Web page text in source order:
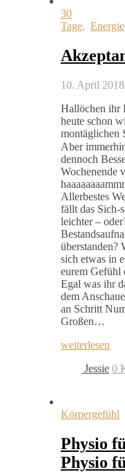
30
Tage, Energie
10. April 2018
Hallöchen ihr
heute schon
montäglichen
Aber
dennoch
Wochenende
Allerbestes
fällt das Sich-
leichter –
überstanden?
sich etwas in
eurem Gefühl
Egal was ihr
dem
an Schritt
Großen…
weiterlesen
Jessie 0
Körpergefühl
Physio
Physio